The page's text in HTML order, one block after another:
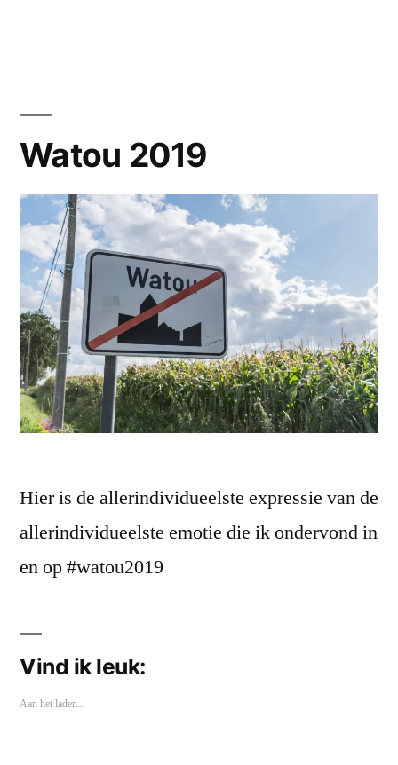
Watou 2019
Hier is de allerindividueelste expressie van de
allerindividueelste emotie die ik ondervond in
en op #watou2019
Vind ik leuk:
Aan het laden...